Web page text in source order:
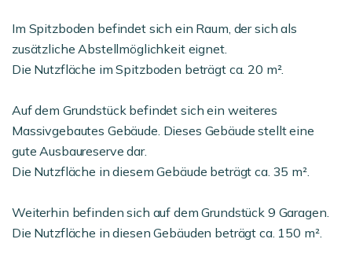
Im Spitzboden befindet sich ein Raum, der sich als
zusätzliche Abstellmöglichkeit eignet.
Die Nutzfläche im Spitzboden beträgt ca. 20 m².
Auf dem Grundstück befindet sich ein weiteres
Massivgebautes Gebäude. Dieses Gebäude stellt eine
gute Ausbaureserve dar.
Die Nutzfläche in diesem Gebäude beträgt ca. 35 m².
Weiterhin befinden sich auf dem Grundstück 9 Garagen.
Die Nutzfläche in diesen Gebäuden beträgt ca. 150 m².